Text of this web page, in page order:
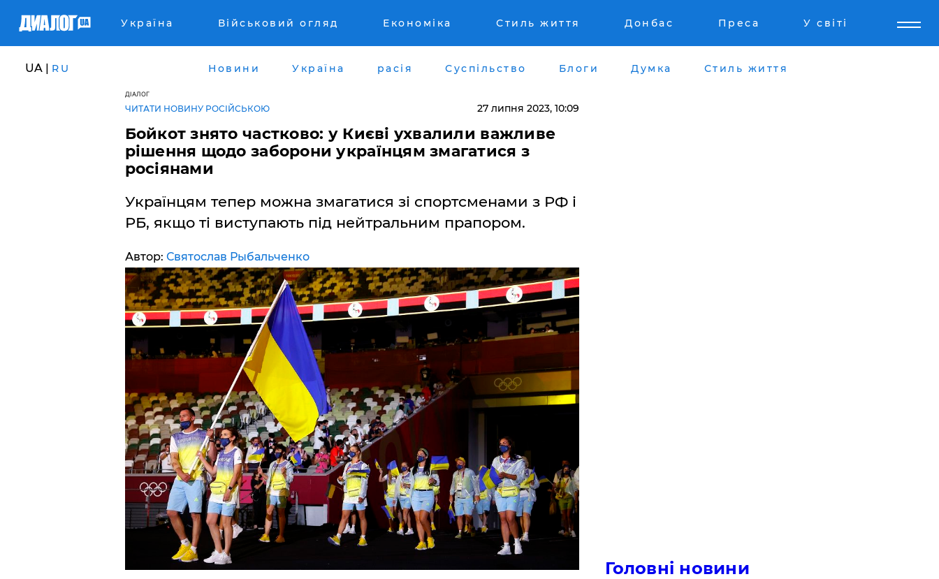
Україна Військовий огляд Економіка Стиль життя Донбас Преса У світі
UA | RU Новини Україна расія Суспільство Блоги Думка Стиль життя
ДІАЛОГ
ЧИТАТИ НОВИНУ РОСІЙСЬКОЮ 27 липня 2023, 10:09
Бойкот знято частково: у Києві ухвалили важливе
рішення щодо заборони українцям змагатися з
росіянами
Українцям тепер можна змагатися зі спортсменами з РФ і
РБ, якщо ті виступають під нейтральним прапором.
Автор: Святослав Рыбальченко
Головні новини